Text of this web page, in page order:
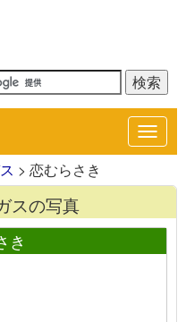
> 恋むらさき
スの写真
き